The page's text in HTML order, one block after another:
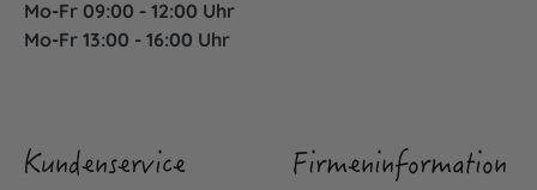
Mo-Fr 09:00 - 12:00 Uhr
Mo-Fr 13:00 - 16:00 Uhr
Kundenservice Firmeninformation